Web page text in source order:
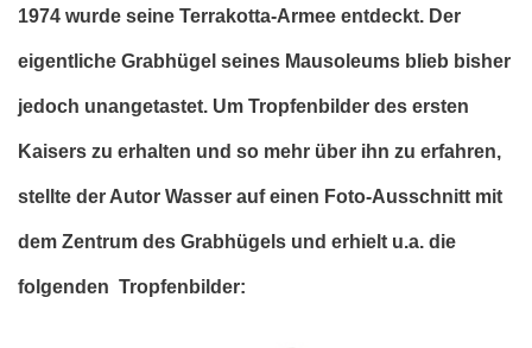
1974 wurde seine Terrakotta-Armee entdeckt. Der
eigentliche Grabhügel seines Mausoleums blieb bisher
jedoch unangetastet. Um Tropfenbilder des ersten
Kaisers zu erhalten und so mehr über ihn zu erfahren,
stellte der Autor Wasser auf einen Foto-Ausschnitt mit
dem Zentrum des Grabhügels und erhielt u.a. die
folgenden Tropfenbilder: